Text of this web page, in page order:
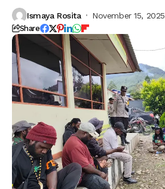
Ismaya Rosita November 15, 2025
Share